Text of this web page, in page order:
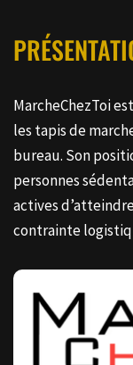
MarcheChezToi
les tapis de
bureau. Son
personnes
actives
contrainte